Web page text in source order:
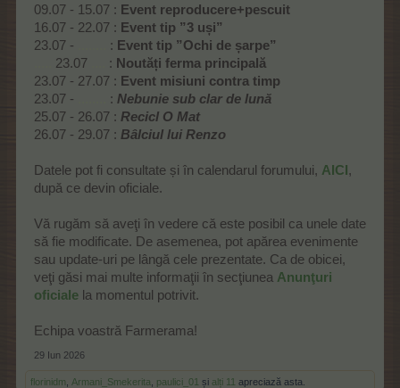
09.07 - 15.07 : Event reproducere+pescuit
16.07 - 22.07 : Event tip ”3 uși”
23.07 -
: Event tip ”Ochi de șarpe”
23.07 : Noutăți ferma principală
23.07 - 27.07 : Event misiuni contra timp
23.07 -
: Nebunie sub clar de lună
25.07 - 26.07 : Recicl O Mat
26.07 - 29.07 : Bâlciul lui Renzo
Datele pot fi consultate și în calendarul forumului, AICI ,
după ce devin oficiale.
Vă rugăm să aveţi în vedere că este posibil ca unele date
să fie modificate. De asemenea, pot apărea evenimente
sau update-uri pe lângă cele prezentate. Ca de obicei,
veţi găsi mai multe informaţii în secţiunea Anunţuri
oficiale la momentul potrivit.
Echipa voastră Farmerama!
29 Iun 2026
florinidm Armani_Smekerita paulici_01 și alți 11 apreciază asta.